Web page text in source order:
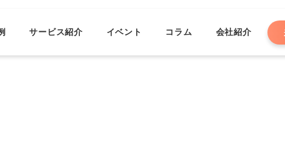
サービス紹介 イベント コラム 会社紹介